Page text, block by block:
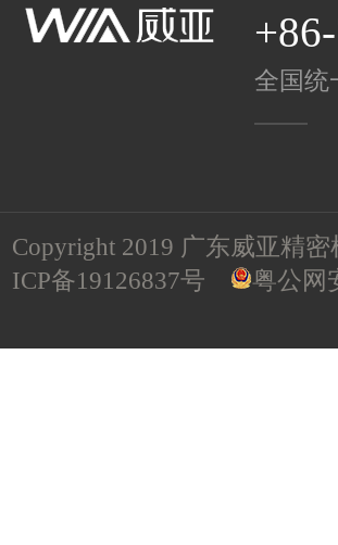
全国统
Copyright 2019 广东威亚精
ICP备19126837号
粤公网